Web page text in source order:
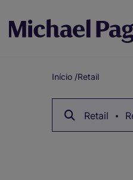
Breadcrumb
Início /Retail
Retail